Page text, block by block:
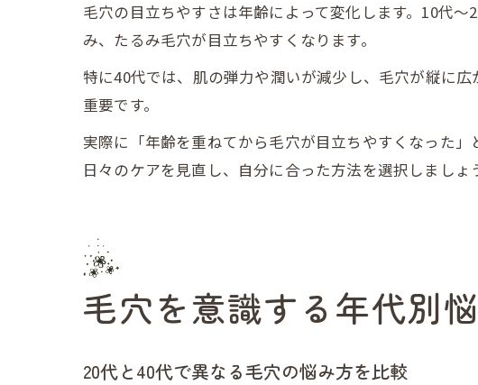
毛穴の目立ちやすさは年齢によって変化します。10代
み、たるみ毛穴が目立ちやすくなります。
特に40代では、肌の弾力や潤いが減少し、毛穴が縦に
重要です。
実際に「年齢を重ねてから毛穴が目立ちやすくなった
日々のケアを見直し、自分に合った方法を選択しましょ
毛穴を意識する年代別
20代と40代で異なる毛穴の悩み方を比較